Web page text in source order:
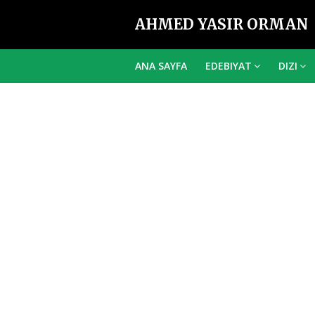
AHMED YASIR ORMAN
ANA SAYFA EDEBIYAT DIZI